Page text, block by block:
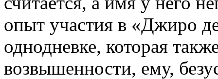
опыт участия в «Джиро
однодневке, которая
возвышенности, ему,